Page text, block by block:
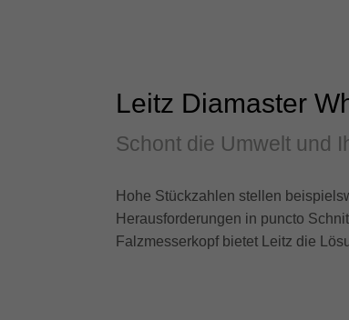
Leitz Diamaster
Schont die Umwelt und
Hohe Stückzahlen stellen
Herausforderungen in puncto
Falzmesserkopf bietet Leitz die